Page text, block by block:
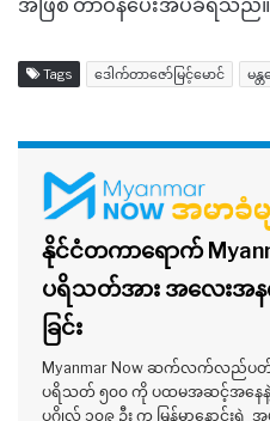
အဖြစ် တာဝန်ပေးအပ်ခံရသည်။
Tags ဒေါက်တာဇော်မြင့်မောင် မန္
နိုင်ငံတကာရောက်
ပရိသတ်အား အလေးအ
ခြင်း
Myanmar Now ဆက်လက်လည်ပ
ပရိသတ် ၅၀၀ ကို ပထမအဆင့်အနေနဲ့
ပုဂ္ဂိုလ် ၁၀၉ ဦး က မြန်မာနောင်း